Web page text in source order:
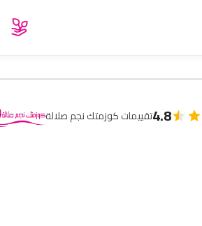
4.8تقييمات كوزمتك نجم صلالة